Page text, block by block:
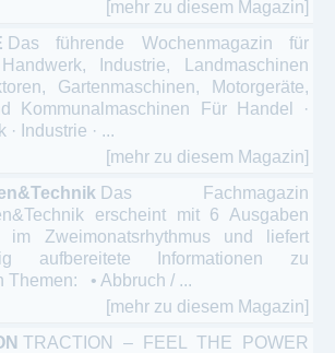
[mehr zu diesem Magazin]
Das führende Wochenmagazin für
Industrie, Landmaschinen
Gartenmaschinen, Motorgeräte,
Kommunalmaschinen Für Handel ·
· Industrie · ...
[mehr zu diesem Magazin]
Das Fachmagazin
erscheint mit 6 Ausgaben
im Zweimonatsrhythmus und liefert
aufbereitete Informationen zu
Themen: • Abbruch / ...
[mehr zu diesem Magazin]
TRACTION – FEEL THE POWER